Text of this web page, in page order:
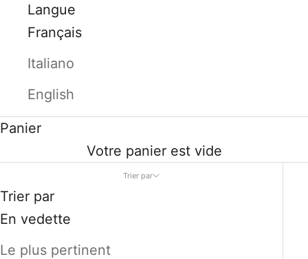
Langue
Français
Italiano
English
Panier
Votre panier est vide
Trier par
Trier par
En vedette
Le plus pertinent